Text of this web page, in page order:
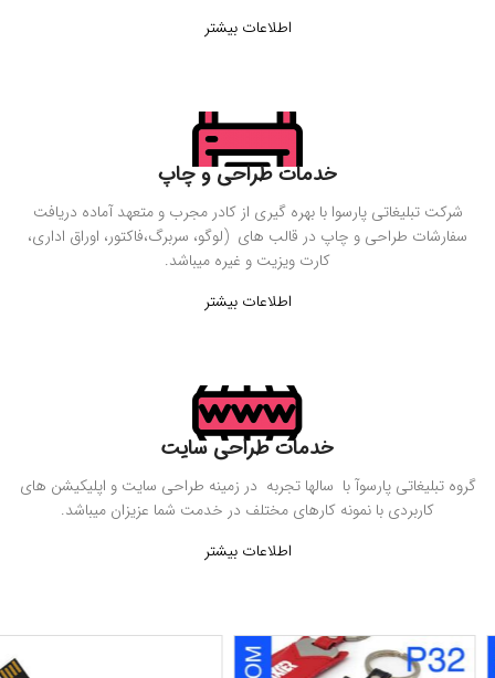
اطلاعات بیشتر
خدمات طراحی و چاپ
شرکت تبلیغاتی پارسوا با بهره گیری از کادر مجرب و متعهد آماده دریافت
سفارشات طراحی و چاپ در قالب های (لوگو، سربرگ،فاکتور، اوراق اداری،
کارت ویزیت و غیره میباشد.
اطلاعات بیشتر
خدمات طراحی سایت
گروه تبلیغاتی پارسوآ با سالها تجربه در زمینه طراحی سایت و اپلیکیشن های
کاربردی با نمونه کارهای مختلف در خدمت شما عزیزان میباشد.
اطلاعات بیشتر